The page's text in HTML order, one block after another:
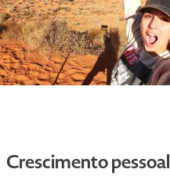
Crescimento pessoal